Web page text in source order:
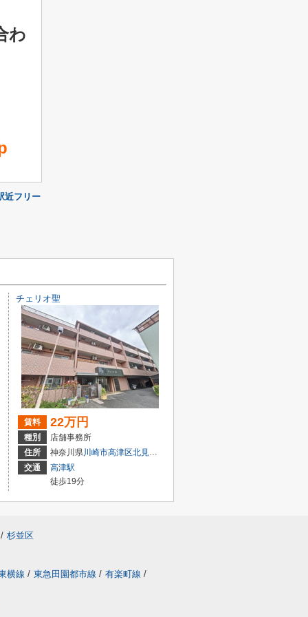
わ
近フリー
チェリオ聖
賃料 22万円
種別
店舗事務所
住所
神奈川県川崎市高津区北見方
交通
高津駅
徒歩19分
/ 杉並区
横線 / 東急田園都市線 / 有楽町線 /